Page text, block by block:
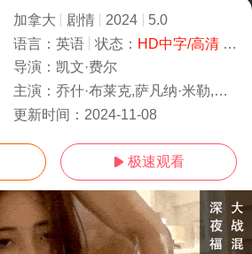
加拿大 剧情 2024
5.0
语言： 英语 状态： HD中字/高清- 免费在线观看
导演： 凯文·费尔
主演： 乔什·布莱克,萨凡纳·米勒,诺伦·杜布克,安纳斯顿·芒罗
更新时间： 2024-11-08
 极速观看